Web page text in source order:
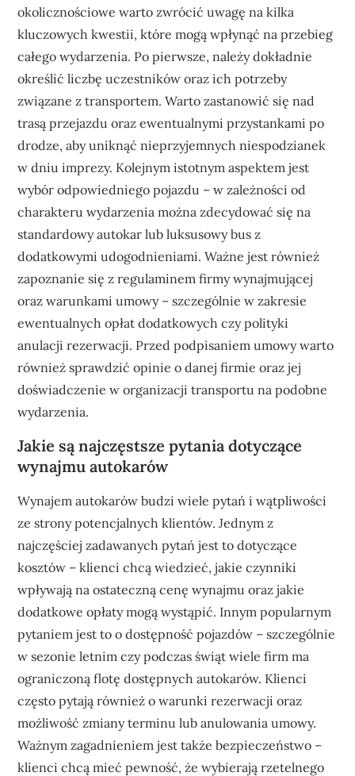
okolicznościowe warto zwrócić uwagę na kilka
kluczowych kwestii, które mogą wpłynąć na przebieg
całego wydarzenia. Po pierwsze, należy dokładnie
określić liczbę uczestników oraz ich potrzeby
związane z transportem. Warto zastanowić się nad
trasą przejazdu oraz ewentualnymi przystankami po
drodze, aby uniknąć nieprzyjemnych niespodzianek
w dniu imprezy. Kolejnym istotnym aspektem jest
wybór odpowiedniego pojazdu – w zależności od
charakteru wydarzenia można zdecydować się na
standardowy autokar lub luksusowy bus z
dodatkowymi udogodnieniami. Ważne jest również
zapoznanie się z regulaminem firmy wynajmującej
oraz warunkami umowy – szczególnie w zakresie
ewentualnych opłat dodatkowych czy polityki
anulacji rezerwacji. Przed podpisaniem umowy warto
również sprawdzić opinie o danej firmie oraz jej
doświadczenie w organizacji transportu na podobne
wydarzenia.
Jakie są najczęstsze pytania dotyczące
wynajmu autokarów
Wynajem autokarów budzi wiele pytań i wątpliwości
ze strony potencjalnych klientów. Jednym z
najczęściej zadawanych pytań jest to dotyczące
kosztów – klienci chcą wiedzieć, jakie czynniki
wpływają na ostateczną cenę wynajmu oraz jakie
dodatkowe opłaty mogą wystąpić. Innym popularnym
pytaniem jest to o dostępność pojazdów – szczególnie
w sezonie letnim czy podczas świąt wiele firm ma
ograniczoną flotę dostępnych autokarów. Klienci
często pytają również o warunki rezerwacji oraz
możliwość zmiany terminu lub anulowania umowy.
Ważnym zagadnieniem jest także bezpieczeństwo –
klienci chcą mieć pewność, że wybierają rzetelnego